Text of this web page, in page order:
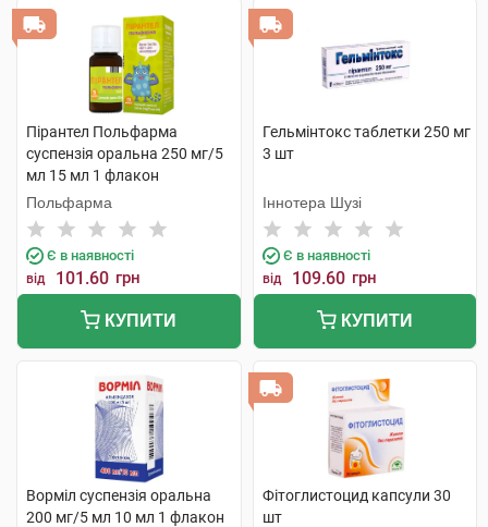
Пірантел Польфарма
суспензія оральна 250 мг/5
мл 15 мл 1 флакон
Польфарма
Є в наявності
від 101.60 грн
КУПИТИ
Гельмінтокс таблетки 250 мг
3 шт
Іннотера Шузі
Є в наявності
від 109.60 грн
КУПИТИ
Ворміл суспензія оральна
200 мг/5 мл 10 мл 1 флакон
Фітоглистоцид капсули 30
шт